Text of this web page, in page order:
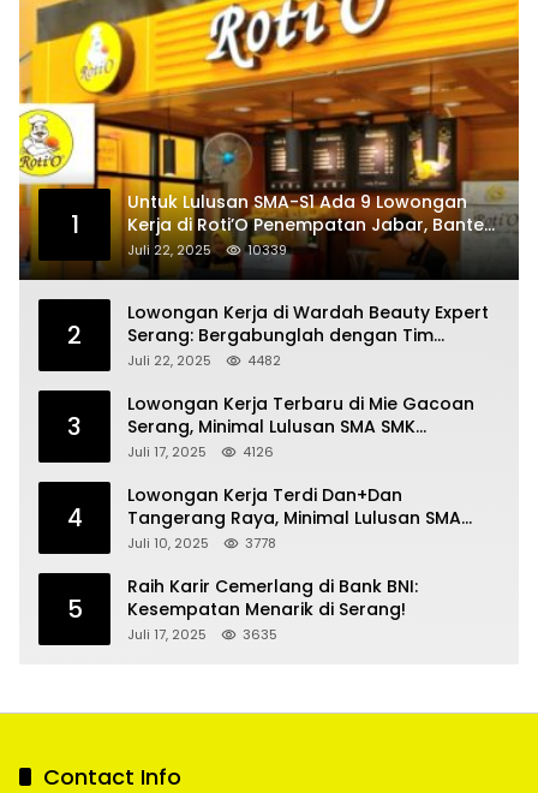
1
Untuk Lulusan SMA-S1 Ada 9 Lowongan
Kerja di Roti’O Penempatan Jabar, Banten
dan Jakarta
Juli 22, 2025 10339
2
Lowongan Kerja di Wardah Beauty Expert
Serang: Bergabunglah dengan Tim
Kecantikan
Juli 22, 2025 4482
3
Lowongan Kerja Terbaru di Mie Gacoan
Serang, Minimal Lulusan SMA SMK
Sederajat
Juli 17, 2025 4126
4
Lowongan Kerja Terdi Dan+Dan
Tangerang Raya, Minimal Lulusan SMA
SMK
Juli 10, 2025 3778
5
Raih Karir Cemerlang di Bank BNI:
Kesempatan Menarik di Serang!
Juli 17, 2025 3635
Contact Info